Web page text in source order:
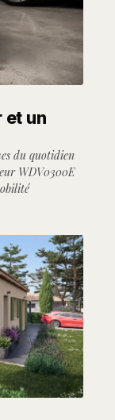
et un
du quotidien
WDV0300E